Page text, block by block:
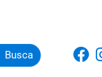
Busca